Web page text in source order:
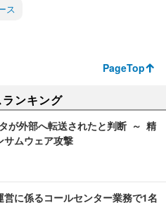
ス
PageTop
ランキング
が外部へ転送されたと判断 ～ 精
サムウェア攻撃
営に係るコールセンター業務で1名